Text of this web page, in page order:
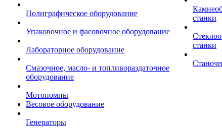
Полиграфическое оборудование
Упаковочное и фасовочное оборудование
Лабораторное оборудование
Смазочное, масло- и топливораздаточное
оборудование
Мотопомпы
Весовое оборудование
Генераторы
станки
станки